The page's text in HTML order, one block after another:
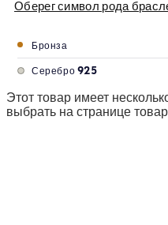
Оберег символ рода
Бронза
Серебро 925
Этот товар имеет
выбрать на странице